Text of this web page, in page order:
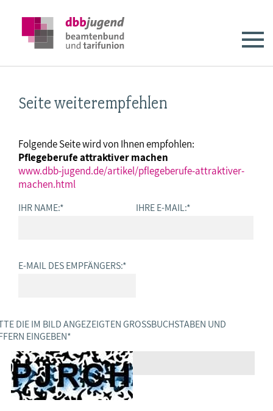
Seite weiterempfehlen
Folgende Seite wird von Ihnen empfohlen:
Pflegeberufe attraktiver machen
www.dbb-jugend.de/artikel/pflegeberufe-attraktiver-
machen.html
IHR NAME:* IHRE E-MAIL:*
E-MAIL DES EMPFÄNGERS:*
DIE IM BILD ANGEZEIGTEN GROSSBUCHSTABEN UND Z
EINGEBEN *